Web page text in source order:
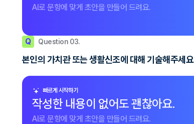
AI로 문항에 맞게 초안을 만들어 드려요.
Q Question 03.
본인의 가치관 또는 생활신조에 대해 기술해주세요
빠르게 시작하기
작성한 내용이 없어도 괜찮아요.
AI로 문항에 맞게 초안을 만들어 드려요.